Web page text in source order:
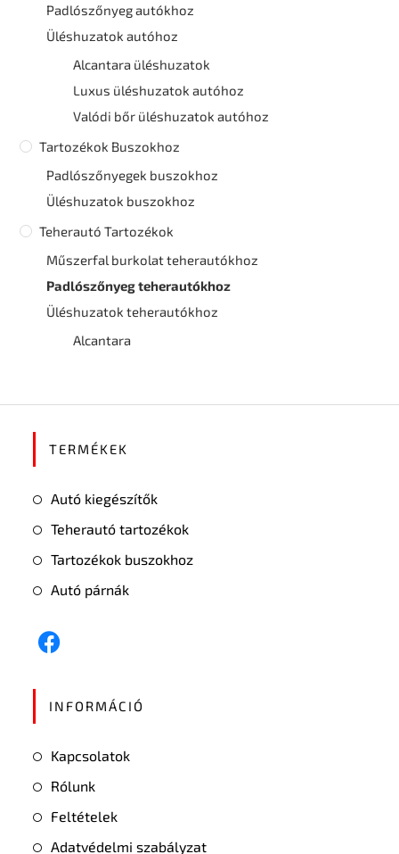
Padlószőnyeg autókhoz
Üléshuzatok autóhoz
Alcantara üléshuzatok
Luxus üléshuzatok autóhoz
Valódi bőr üléshuzatok autóhoz
Tartozékok Buszokhoz
Padlószőnyegek buszokhoz
Üléshuzatok buszokhoz
Teherautó Tartozékok
Műszerfal burkolat teherautókhoz
Padlószőnyeg teherautókhoz
Üléshuzatok teherautókhoz
Alcantara
TERMÉKEK
Autó kiegészítők
Teherautó tartozékok
Tartozékok buszokhoz
Autó párnák
INFORMÁCIÓ
Kapcsolatok
Rólunk
Feltételek
Adatvédelmi szabályzat